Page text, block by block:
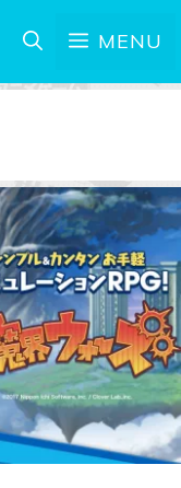
MENU